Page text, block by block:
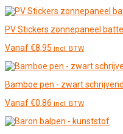
PV Stickers zonnepaneel
Vanaf€8,95 incl. BTW
Bamboe pen - zwart schrijvend
Vanaf€0,86 incl. BTW